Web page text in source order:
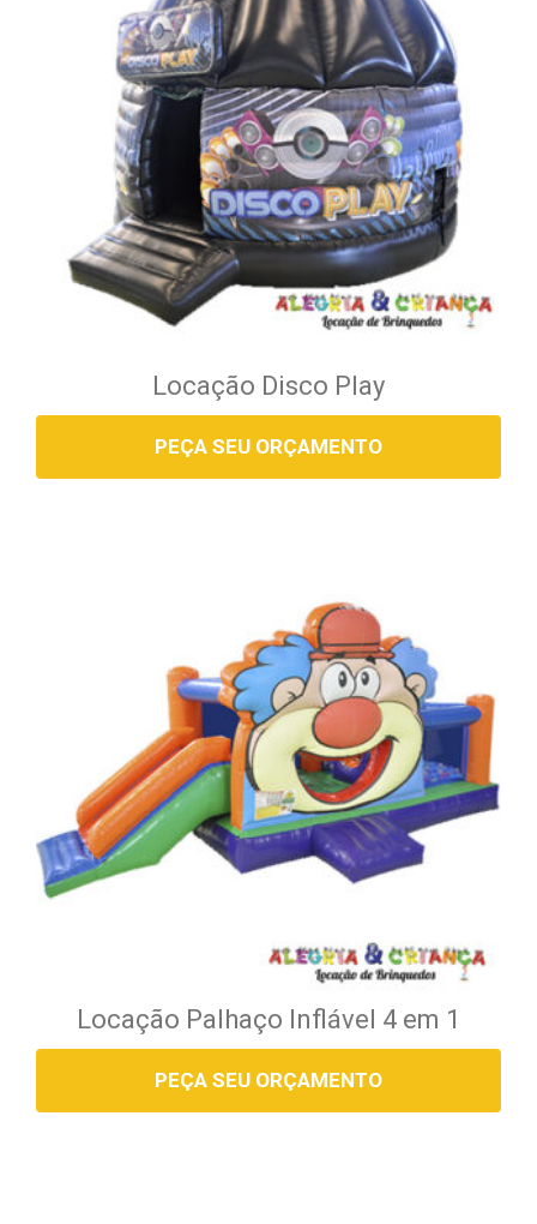
Locação Disco Play
PEÇA SEU ORÇAMENTO
Locação Palhaço Inflável 4 em 1
PEÇA SEU ORÇAMENTO